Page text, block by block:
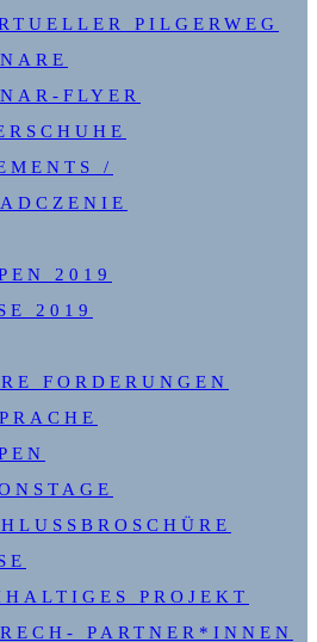
PILGERWEG
FLYER
/
2019
2019
FORDERUNGEN
PROJEKT
PARTNER*INNEN